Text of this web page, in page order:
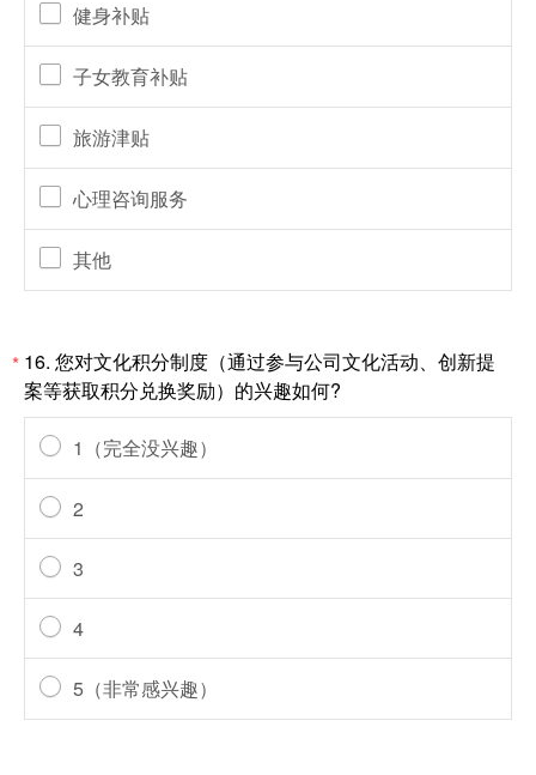
健身补贴
子女教育补贴
旅游津贴
心理咨询服务
其他
* 16. 您对文化积分制度（通过参与公司文化活动、创新提
案等获取积分兑换奖励）的兴趣如何?
1（完全没兴趣）
2
3
4
5（非常感兴趣）